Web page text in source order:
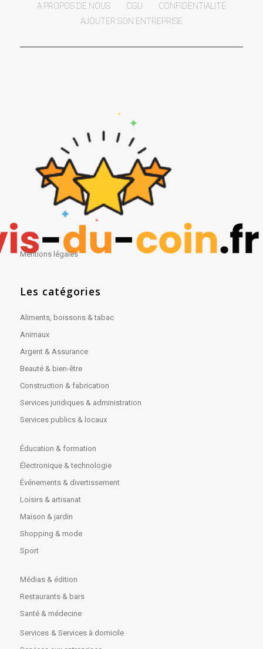
A PROPOS DE NOUS CGU
CONFIDENTIALITÉ
AJOUTER SON ENTREPRISE
Mentions légales
Les catégories
Aliments, boissons & tabac
Animaux
Argent & Assurance
Beauté & bien-être
Construction & fabrication
Services juridiques & administration
Services publics & locaux
Éducation & formation
Électronique & technologie
Événements & divertissement
Loisirs & artisanat
Maison & jardin
Shopping & mode
Sport
Médias & édition
Restaurants & bars
Santé & médecine
Services & Services à domicile